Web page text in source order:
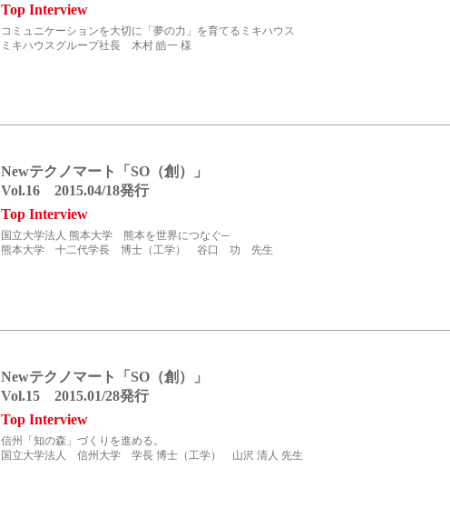
Top Interview
コミュニケーションを大切に「夢の力」を育てるミキハウス
ミキハウスグループ社長 木村 皓一 様
Newテクノマート「SO（創）」
Vol.16 2015.04/18発行
Top Interview
国立大学法人 熊本大学 熊本を世界につなぐ─
熊本大学 十二代学長 博士（工学） 谷口 功 先生
Newテクノマート「SO（創）」
Vol.15 2015.01/28発行
Top Interview
信州「知の森」づくりを進める。
国立大学法人 信州大学 学長 博士（工学） 山沢 清人 先生